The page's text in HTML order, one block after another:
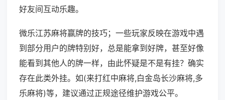
好友间互动乐趣。
微乐江苏麻将赢牌的技巧；一些玩家反映在游戏中遇
到部分用户的牌特别好，总是能拿到好牌，甚至好像
能看到其他人的牌一样，由此怀疑是不是有挂？确实
存在此类外挂。如(来打红中麻将,白金岛长沙麻将,多
乐麻将)等，建议通过正规途径维护游戏公平。